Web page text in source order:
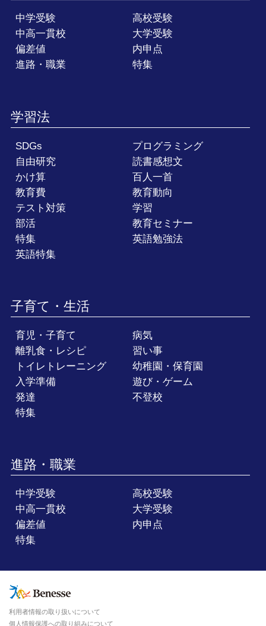
中学受験
高校受験
中高一貫校
大学受験
偏差値
内申点
進路・職業
特集
学習法
SDGs
プログラミング
自由研究
読書感想文
かけ算
百人一首
教育費
教育動向
テスト対策
学習
部活
教育セミナー
特集
英語勉強法
英語特集
子育て・生活
育児・子育て
病気
離乳食・レシピ
習い事
トイレトレーニング
幼稚園・保育園
入学準備
遊び・ゲーム
発達
不登校
特集
進路・職業
中学受験
高校受験
中高一貫校
大学受験
偏差値
内申点
特集
利用者情報の取り扱いについて
個人情報保護への取り組みについて